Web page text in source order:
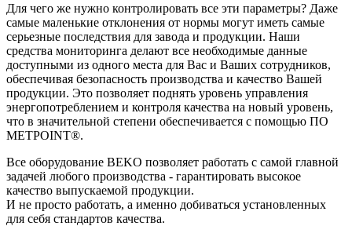
Для чего же нужно контролировать все эти параметры? Даже
самые маленькие отклонения от нормы могут иметь самые
серьезные последствия для завода и продукции. Наши
средства мониторинга делают все необходимые данные
доступными из одного места для Вас и Ваших сотрудников,
обеспечивая безопасность производства и качество Вашей
продукции. Это позволяет поднять уровень управления
энергопотреблением и контроля качества на новый уровень,
что в значительной степени обеспечивается с помощью ПО
METPOINT®.
Все оборудование BEKO позволяет работать с самой главной
задачей любого производства - гарантировать высокое
качество выпускаемой продукции.
И не просто работать, а именно добиваться установленных
для себя стандартов качества.